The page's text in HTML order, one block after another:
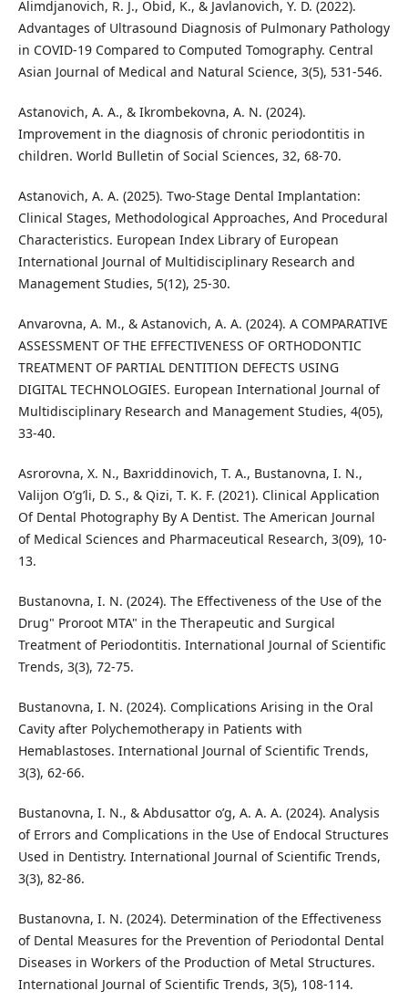
Alimdjanovich, R. J., Obid, K., & Javlanovich, Y. D. (2022).
Advantages of Ultrasound Diagnosis of Pulmonary Pathology
in COVID-19 Compared to Computed Tomography. Central
Asian Journal of Medical and Natural Science, 3(5), 531-546.
Astanovich, A. A., & Ikrombekovna, A. N. (2024).
Improvement in the diagnosis of chronic periodontitis in
children. World Bulletin of Social Sciences, 32, 68-70.
Astanovich, A. A. (2025). Two-Stage Dental Implantation:
Clinical Stages, Methodological Approaches, And Procedural
Characteristics. European Index Library of European
International Journal of Multidisciplinary Research and
Management Studies, 5(12), 25-30.
Anvarovna, A. M., & Astanovich, A. A. (2024). A COMPARATIVE
ASSESSMENT OF THE EFFECTIVENESS OF ORTHODONTIC
TREATMENT OF PARTIAL DENTITION DEFECTS USING
DIGITAL TECHNOLOGIES. European International Journal of
Multidisciplinary Research and Management Studies, 4(05),
33-40.
Asrorovna, X. N., Baxriddinovich, T. A., Bustanovna, I. N.,
Valijon O’g’li, D. S., & Qizi, T. K. F. (2021). Clinical Application
Of Dental Photography By A Dentist. The American Journal
of Medical Sciences and Pharmaceutical Research, 3(09), 10-
13.
Bustanovna, I. N. (2024). The Effectiveness of the Use of the
Drug" Proroot MTA" in the Therapeutic and Surgical
Treatment of Periodontitis. International Journal of Scientific
Trends, 3(3), 72-75.
Bustanovna, I. N. (2024). Complications Arising in the Oral
Cavity after Polychemotherapy in Patients with
Hemablastoses. International Journal of Scientific Trends,
3(3), 62-66.
Bustanovna, I. N., & Abdusattor o’g, A. A. A. (2024). Analysis
of Errors and Complications in the Use of Endocal Structures
Used in Dentistry. International Journal of Scientific Trends,
3(3), 82-86.
Bustanovna, I. N. (2024). Determination of the Effectiveness
of Dental Measures for the Prevention of Periodontal Dental
Diseases in Workers of the Production of Metal Structures.
International Journal of Scientific Trends, 3(5), 108-114.